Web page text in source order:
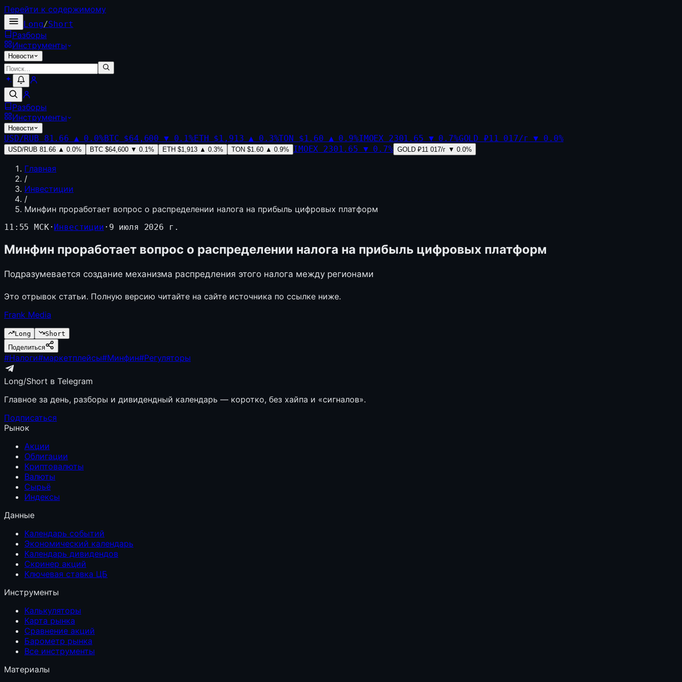
Перейти к содержимому
Long/Short
Разборы
Инструменты
Новости
Разборы
Инструменты
Новости
USD/RUB 81.66 ▲ 0.0%BTC $64,600 ▼ 0.1%ETH $1,913 ▲ 0.3%TON $1.60 ▲ 0.9%IMOEX 2301.65 ▼ 0.7%GOLD ₽11 017/г ▼ 0.0%
USD/RUB 81.66 ▲ 0.0% BTC $64,600 ▼ 0.1% ETH $1,913 ▲ 0.3% TON $1.60 ▲ 0.9% IMOEX 2301.65 ▼ 0.7% GOLD ₽11 017/г ▼ 0.0%
Главная
/
Инвестиции
/
Минфин проработает вопрос о распределении налога на прибыль цифровых платформ
11:55 МСК· Инвестиции · 9 июля 2026 г.
Минфин проработает вопрос о распределении налога на прибыль цифровых платформ
Подразумевается создание механизма распредления этого налога между регионами
Это отрывок статьи. Полную версию читайте на сайте источника по ссылке ниже.
Frank Media
Long
Short
Поделиться
#Налоги#маркетплейсы#Минфин#Регуляторы
Long/Short в Telegram
Главное за день, разборы и дивидендный календарь — коротко, без хайпа и «сигналов».
Подписаться
Рынок
Акции
Облигации
Криптовалюты
Валюты
Сырьё
Индексы
Данные
Календарь событий
Экономический календарь
Календарь дивидендов
Скринер акций
Ключевая ставка ЦБ
Инструменты
Калькуляторы
Карта рынка
Сравнение акций
Барометр рынка
Все инструменты
Материалы